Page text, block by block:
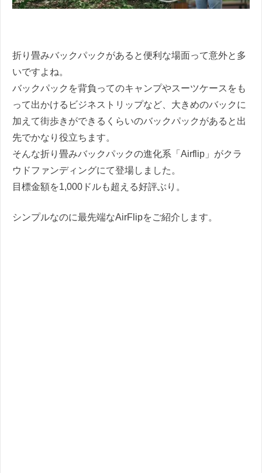
折り畳みバックパックがあると便利な場面って意外と多
いですよね。
バックパックを背負ってのキャンプやスーツケースをも
って出かけるビジネストリップなど、大きめのバックに
加えて街歩きができるくらいのバックパックがあると出
先でかなり役立ちます。
そんな折り畳みバックパックの進化系「Airflip」がクラ
ウドファンディングにて登場しました。
目標金額を1,000ドルも超える好評ぶり。
シンプルなのに最先端なAirFlipをご紹介します。